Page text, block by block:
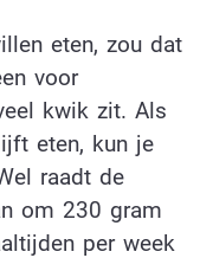
eten, zou dat
voor
kwik zit. Als
eten, kun je
raadt de
om 230 gram
per week